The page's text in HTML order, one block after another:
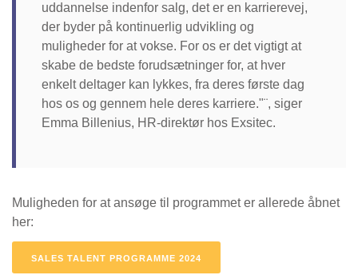
uddannelse indenfor salg, det er en karrierevej,
der byder på kontinuerlig udvikling og
muligheder for at vokse. For os er det vigtigt at
skabe de bedste forudsætninger for, at hver
enkelt deltager kan lykkes, fra deres første dag
hos os og gennem hele deres karriere."¨, siger
Emma Billenius, HR-direktør hos Exsitec.
Muligheden for at ansøge til programmet er allerede åbnet
her:
SALES TALENT PROGRAMME 2024